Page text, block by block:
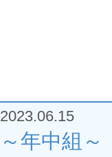
2023.06.15
～年中組～